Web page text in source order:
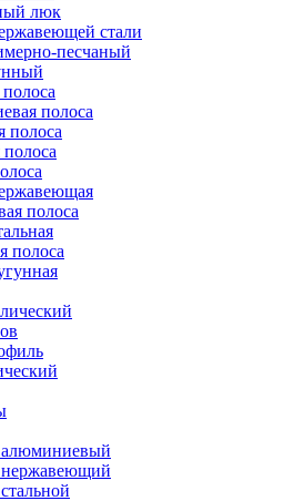
люк
стали
песчаный
полоса
полоса
полоса
полоса